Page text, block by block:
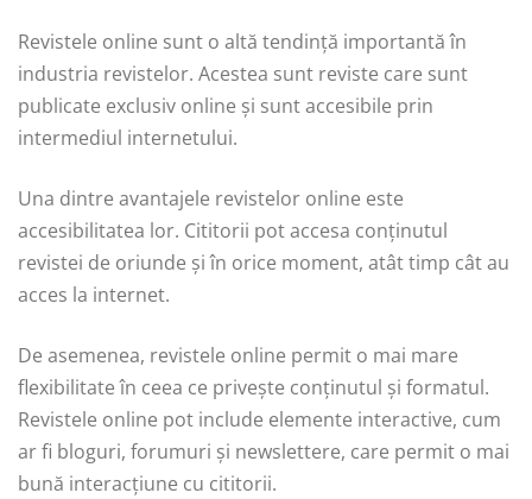
Revistele online sunt o altă tendință importantă în
industria revistelor. Acestea sunt reviste care sunt
publicate exclusiv online și sunt accesibile prin
intermediul internetului.
Una dintre avantajele revistelor online este
accesibilitatea lor. Cititorii pot accesa conținutul
revistei de oriunde și în orice moment, atât timp cât au
acces la internet.
De asemenea, revistele online permit o mai mare
flexibilitate în ceea ce privește conținutul și formatul.
Revistele online pot include elemente interactive, cum
ar fi bloguri, forumuri și newslettere, care permit o mai
bună interacțiune cu cititorii.